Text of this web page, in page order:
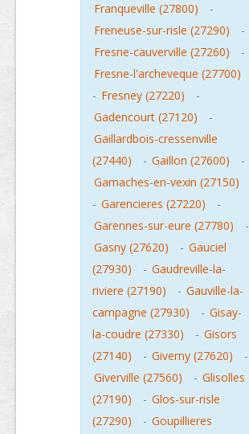
Franqueville (27800)
-
Freneuse-sur-risle (27290)
-
Fresne-cauverville (27260)
-
Fresne-l'archeveque (27700)
- Fresney (27220)
-
Gadencourt (27120)
-
Gaillardbois-cressenville
(27440)
- Gaillon (27600)
-
Gamaches-en-vexin (27150)
- Garencieres (27220)
-
Garennes-sur-eure (27780)
-
Gasny (27620)
- Gauciel
(27930)
- Gaudreville-la-
riviere (27190)
- Gauville-la-
campagne (27930)
- Gisay-
la-coudre (27330)
- Gisors
(27140)
- Giverny (27620)
-
Giverville (27560)
- Glisolles
(27190)
- Glos-sur-risle
(27290)
- Goupillieres